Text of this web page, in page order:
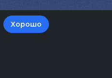
Хорошо